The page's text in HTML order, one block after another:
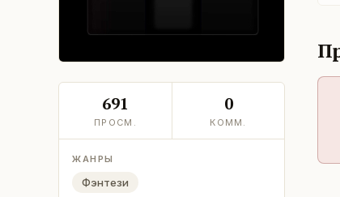
691
ПРОСМ.
0
КОММ.
ЖАНРЫ
Фэнтези